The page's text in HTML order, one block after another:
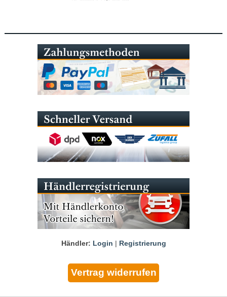
Händler: Login | Registrierung